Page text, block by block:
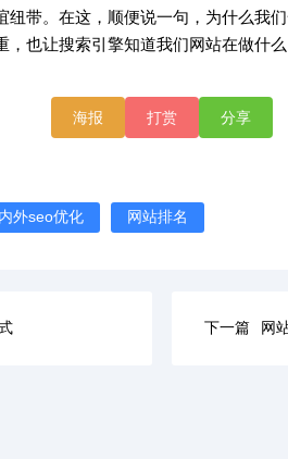
带。在这，顺便说一句，为什么我
也让搜索引擎知道我们网站在做什么
海报 打赏 分享
外seo优化 网站排名
下一篇 网